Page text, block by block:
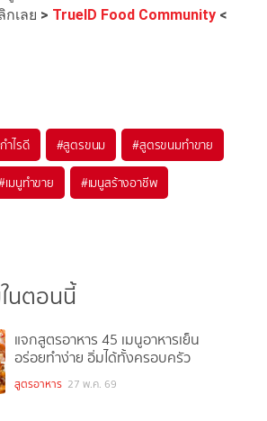
เลย > TrueID Food Community <
ำไรดี #สูตรขนม #สูตรขนมทำขาย
เมนูทำขาย #เมนูสร้างอาชีพ
นตอนนี้
แจกสูตรอาหาร 45 เมนูอาหารเย็น
อร่อยทำง่าย อิ่มได้ทั้งครอบครัว
สูตรอาหาร 27 พ.ค. 69